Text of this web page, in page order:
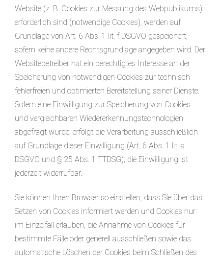
Website (z. B. Cookies zur Messung des Webpublikums)
erforderlich sind (notwendige Cookies), werden auf
Grundlage von Art. 6 Abs. 1 lit. f DSGVO gespeichert,
sofern keine andere Rechtsgrundlage angegeben wird. Der
Websitebetreiber hat ein berechtigtes Interesse an der
Speicherung von notwendigen Cookies zur technisch
fehlerfreien und optimierten Bereitstellung seiner Dienste.
Sofern eine Einwilligung zur Speicherung von Cookies
und vergleichbaren Wiedererkennungstechnologien
abgefragt wurde, erfolgt die Verarbeitung ausschließlich
auf Grundlage dieser Einwilligung (Art. 6 Abs. 1 lit. a
DSGVO und § 25 Abs. 1 TTDSG); die Einwilligung ist
jederzeit widerrufbar.
Sie können Ihren Browser so einstellen, dass Sie über das
Setzen von Cookies informiert werden und Cookies nur
im Einzelfall erlauben, die Annahme von Cookies für
bestimmte Fälle oder generell ausschließen sowie das
automatische Löschen der Cookies beim Schließen des